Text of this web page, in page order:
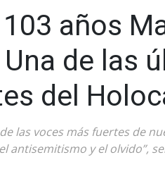
años
de las
del
las voces más fuertes de
antisemitismo y el olvido”,